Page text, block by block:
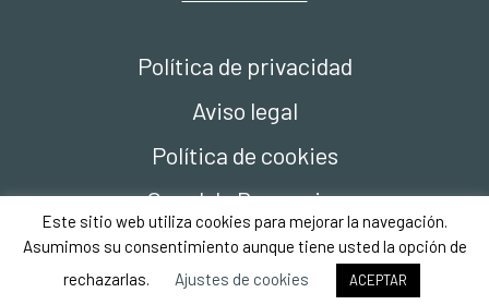
Política de privacidad
Aviso legal
Política de cookies
Canal de Denuncias
Compliance
Este sitio web utiliza cookies para mejorar la navegación.
Asumimos su consentimiento aunque tiene usted la opción de
rechazarlas.
Ajustes de cookies ACEPTAR